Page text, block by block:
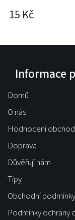
15 Kč
Informace
Domů
O nás
Hodnocení
Doprava
Důvěřují nám
Tipy
Obchodní podmínky
Podmínky ochrany